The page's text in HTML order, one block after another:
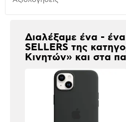
Διαλέξαμε ένα -
SELLERS της
Κινητών» και στα